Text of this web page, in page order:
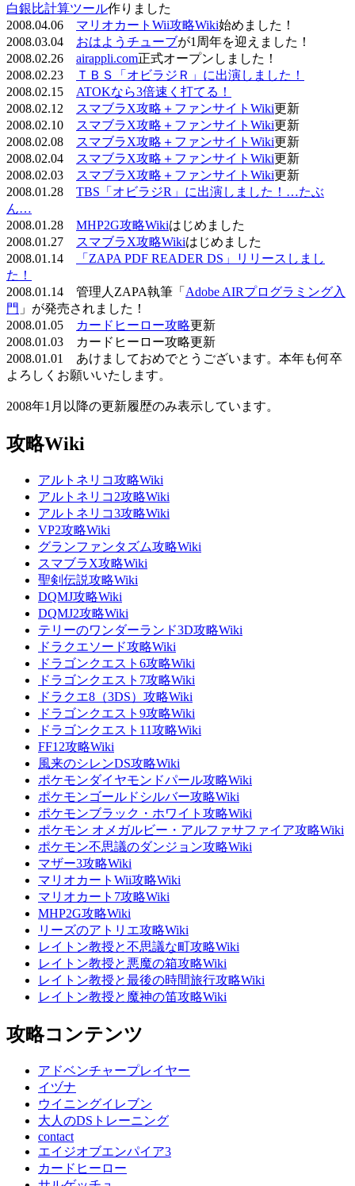
白銀比計算ツール作りました
2008.04.06 マリオカートWii攻略Wiki始めました！
2008.03.04 おはようチューブが1周年を迎えました！
2008.02.26 airappli.com正式オープンしました！
2008.02.23
ＴＢＳ「オビラジＲ」に出演しました！
2008.02.15 ATOKなら3倍速く打てる！
2008.02.12
スマブラX攻略＋ファンサイトWiki更新
2008.02.10
スマブラX攻略＋ファンサイトWiki更新
2008.02.08
スマブラX攻略＋ファンサイトWiki更新
2008.02.04
スマブラX攻略＋ファンサイトWiki更新
2008.02.03
スマブラX攻略＋ファンサイトWiki更新
2008.01.28 TBS「オビラジR」に出演しました！…たぶ
ん…
2008.01.28 MHP2G攻略Wikiはじめました
2008.01.27
スマブラX攻略Wikiはじめました
2008.01.14
「ZAPA PDF READER DS」リリースしまし
た！
2008.01.14 管理人ZAPA執筆「 Adobe AIRプログラミング入
門 」が発売されました！
2008.01.05
カードヒーロー攻略更新
2008.01.03 カードヒーロー攻略更新
2008.01.01 あけましておめでとうございます。本年も何卒
よろしくお願いいたします。
2008年1月以降の更新履歴のみ表示しています。
攻略Wiki
アルトネリコ攻略Wiki
アルトネリコ2攻略Wiki
アルトネリコ3攻略Wiki
VP2攻略Wiki
グランファンタズム攻略Wiki
スマブラX攻略Wiki
聖剣伝説攻略Wiki
DQMJ攻略Wiki
DQMJ2攻略Wiki
テリーのワンダーランド3D攻略Wiki
ドラクエソード攻略Wiki
ドラゴンクエスト6攻略Wiki
ドラゴンクエスト7攻略Wiki
ドラクエ8（3DS）攻略Wiki
ドラゴンクエスト9攻略Wiki
ドラゴンクエスト11攻略Wiki
FF12攻略Wiki
風来のシレンDS攻略Wiki
ポケモンダイヤモンドパール攻略Wiki
ポケモンゴールドシルバー攻略Wiki
ポケモンブラック・ホワイト攻略Wiki
ポケモン オメガルビー・アルファサファイア攻略Wiki
ポケモン不思議のダンジョン攻略Wiki
マザー3攻略Wiki
マリオカートWii攻略Wiki
マリオカート7攻略Wiki
MHP2G攻略Wiki
リーズのアトリエ攻略Wiki
レイトン教授と不思議な町攻略Wiki
レイトン教授と悪魔の箱攻略Wiki
レイトン教授と最後の時間旅行攻略Wiki
レイトン教授と魔神の笛攻略Wiki
攻略コンテンツ
アドベンチャープレイヤー
イヅナ
ウイニングイレブン
大人のDSトレーニング
contact
エイジオブエンパイア3
カードヒーロー